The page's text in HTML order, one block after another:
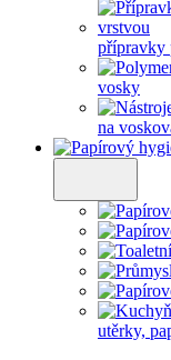
přípravky
vosky
na
utěrky,